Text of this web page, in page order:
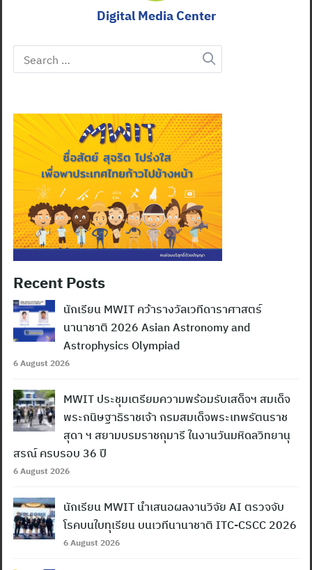
Digital Media Center
Search
for:
Recent Posts
นักเรียน MWIT คว้ารางวัลเวทีดาราศาสตร์
นานาชาติ 2026 Asian Astronomy and
Astrophysics Olympiad
6 August 2026
MWIT ประชุมเตรียมความพร้อมรับเสด็จฯ สมเด็จ
พระกนิษฐาธิราชเจ้า กรมสมเด็จพระเทพรัตนราช
สุดา ฯ สยามบรมราชกุมารี ในงานวันมหิดลวิทยานุ
สรณ์ ครบรอบ 36 ปี
6 August 2026
นักเรียน MWIT นำเสนอผลงานวิจัย AI ตรวจจับ
โรคบนใบทุเรียน บนเวทีนานาชาติ ITC-CSCC 2026
6 August 2026